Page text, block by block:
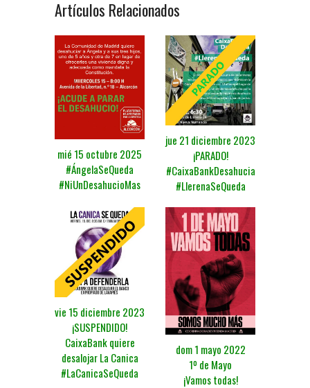
Artículos Relacionados
mié 15 octubre 2025
#ÁngelaSeQueda
#NiUnDesahucioMas
jue 21 diciembre 2023
¡PARADO!
#CaixaBankDesahucia
#LlerenaSeQueda
vie 15 diciembre 2023
¡SUSPENDIDO!
CaixaBank quiere
desalojar La Canica
#LaCanicaSeQueda
dom 1 mayo 2022
1º de Mayo
¡Vamos todas!